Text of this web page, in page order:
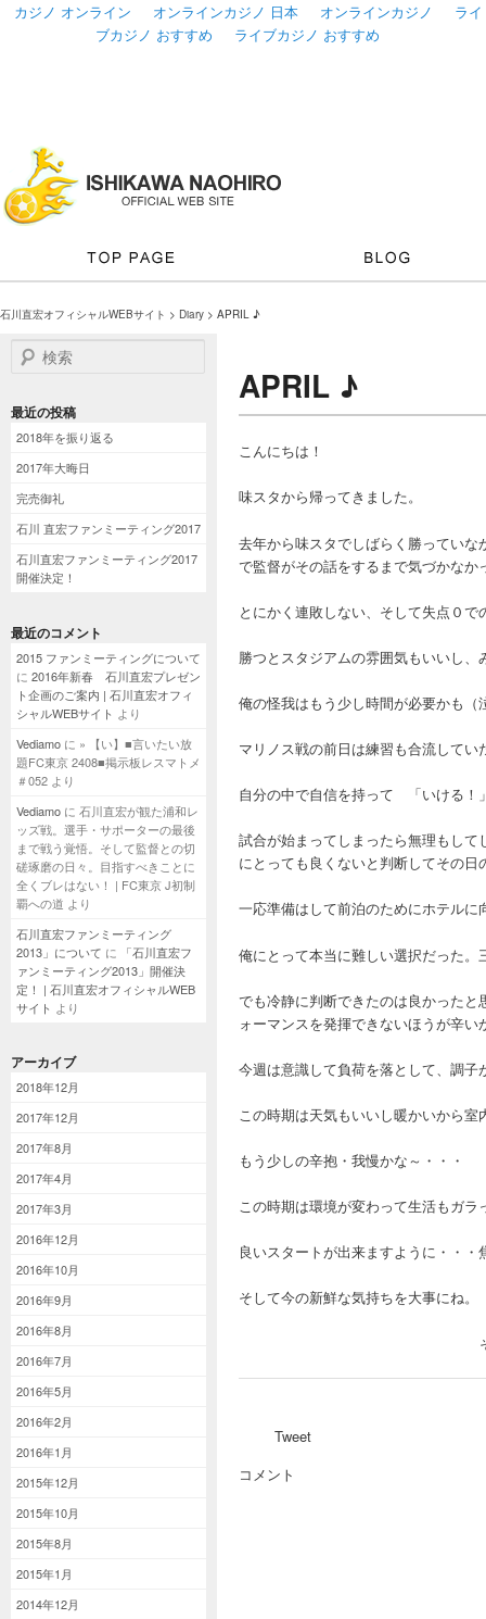
カジノ オンライン オンラインカジノ 日本 オンラインカジノ
ライ
ブカジノ おすすめ
ライブカジノ おすすめ
石川直宏オフィシャルWEBサイト > Diary > APRIL ♪
検索
最近の投稿
2018年を振り返る
2017年大晦日
完売御礼
石川 直宏ファンミーティング2017
石川直宏ファンミーティング2017
開催決定！
最近のコメント
2015 ファンミーティングについて
に 2016年新春 石川直宏プレゼン
ト企画のご案内 | 石川直宏オフィ
シャルWEBサイト より
Vediamo に » 【い】■言いたい放
題FC東京 2408■掲示板レスマトメ
＃052 より
Vediamo に 石川直宏が観た浦和レ
ッズ戦。選手・サポーターの最後
まで戦う覚悟。そして監督との切
磋琢磨の日々。目指すべきことに
全くブレはない！ | FC東京 J初制
覇への道 より
石川直宏ファンミーティング
2013」について に
「石川直宏フ
ァンミーティング2013」開催決
定！ | 石川直宏オフィシャルWEB
サイト より
アーカイブ
2018年12月
2017年12月
2017年8月
2017年4月
2017年3月
2016年12月
2016年10月
2016年9月
2016年8月
2016年7月
2016年5月
2016年2月
2016年1月
2015年12月
2015年10月
2015年8月
2015年1月
2014年12月
APRIL ♪
こんにちは！
味スタから帰ってきました。
去年から味スタでしばらく勝ってい
で監督がその話をするまで気づかなか
とにかく連敗しない、そして失点０で
勝つとスタジアムの雰囲気もいいし
俺の怪我はもう少し時間が必要かも（
マリノス戦の前日は練習も合流して
自分の中で自信を持って 「いける
試合が始まってしまったら無理もし
にとっても良くないと判断してその
一応準備はして前泊のためにホテル
俺にとって本当に難しい選択だった
でも冷静に判断できたのは良かった
ォーマンスを発揮できないほうが辛い
今週は意識して負荷を落として、調
この時期は天気もいいし暖かいから
もう少しの辛抱・我慢かな～・・・
この時期は環境が変わって生活もガ
良いスタートが出来ますように・・・
そして今の新鮮な気持ちを大事にね
Tweet
コメント